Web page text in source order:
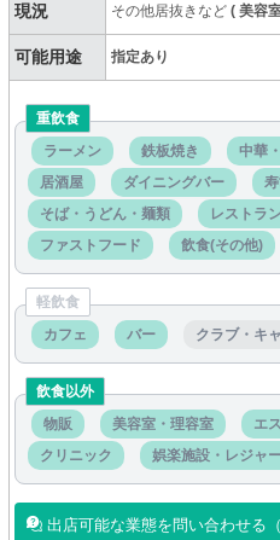
現況 その他居抜きなど(美容
可能用途 指定あり
重飲食
ラーメン
鉄板焼き 中華
居酒屋
ダイニングバー
そば・うどん・麺類
レストラ
ファストフード
飲食(その他)
軽飲食
カフェ
バー クラブ・キ
飲食以外
物販
美容室・理容室
エ
クリニック
娯楽施設・レジャ
出店可能な業態を問い合わせる（